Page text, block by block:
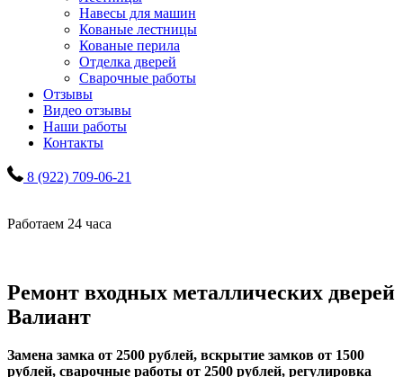
Навесы для машин
Кованые лестницы
Кованые перила
Отделка дверей
Сварочные работы
Отзывы
Видео отзывы
Наши работы
Контакты
8 (922) 709-06-21
Работаем 24 часа
Ремонт входных металлических дверей
Валиант
Замена замка от 2500 рублей, вскрытие замков от 1500
рублей, сварочные работы от 2500 рублей, регулировка